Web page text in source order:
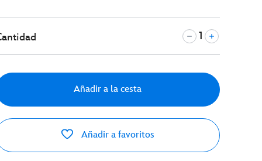
Añadir a la cesta
Añadir a favoritos